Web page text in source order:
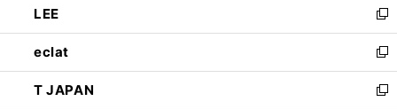
く
で
開
く
ド
ウ
で
開
く
ィ
ン
ド
ウ
で
い
ウ
ィ
ン
ド
LEE
新
し
い
ウ
ィ
eclat
新
し
い
T JAPAN
新